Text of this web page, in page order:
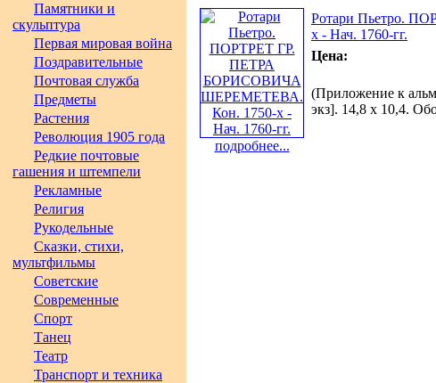
Памятники и
скульптура
Первая мировая война
Поздравительные
Почтовая служба
Предметы
Растения
Революция 1905 года
Редкие почтовые
гашения и штемпели
Рекламные
Религия
Рукодельные
Сказки, стихи,
мультфильмы
Советские
Современные
Спорт
Танец
Театр
Транспорт и техника
подробнее...
Ротари Пьетро.
х - Нач. 1760-гг.
Цена:
(Приложение к
экз]. 14,8 х 10,4.